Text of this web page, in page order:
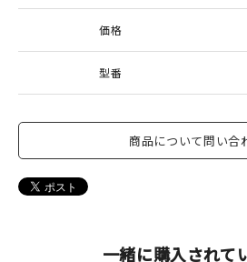
価格
型番
商品について問い合
一緒に購入されて